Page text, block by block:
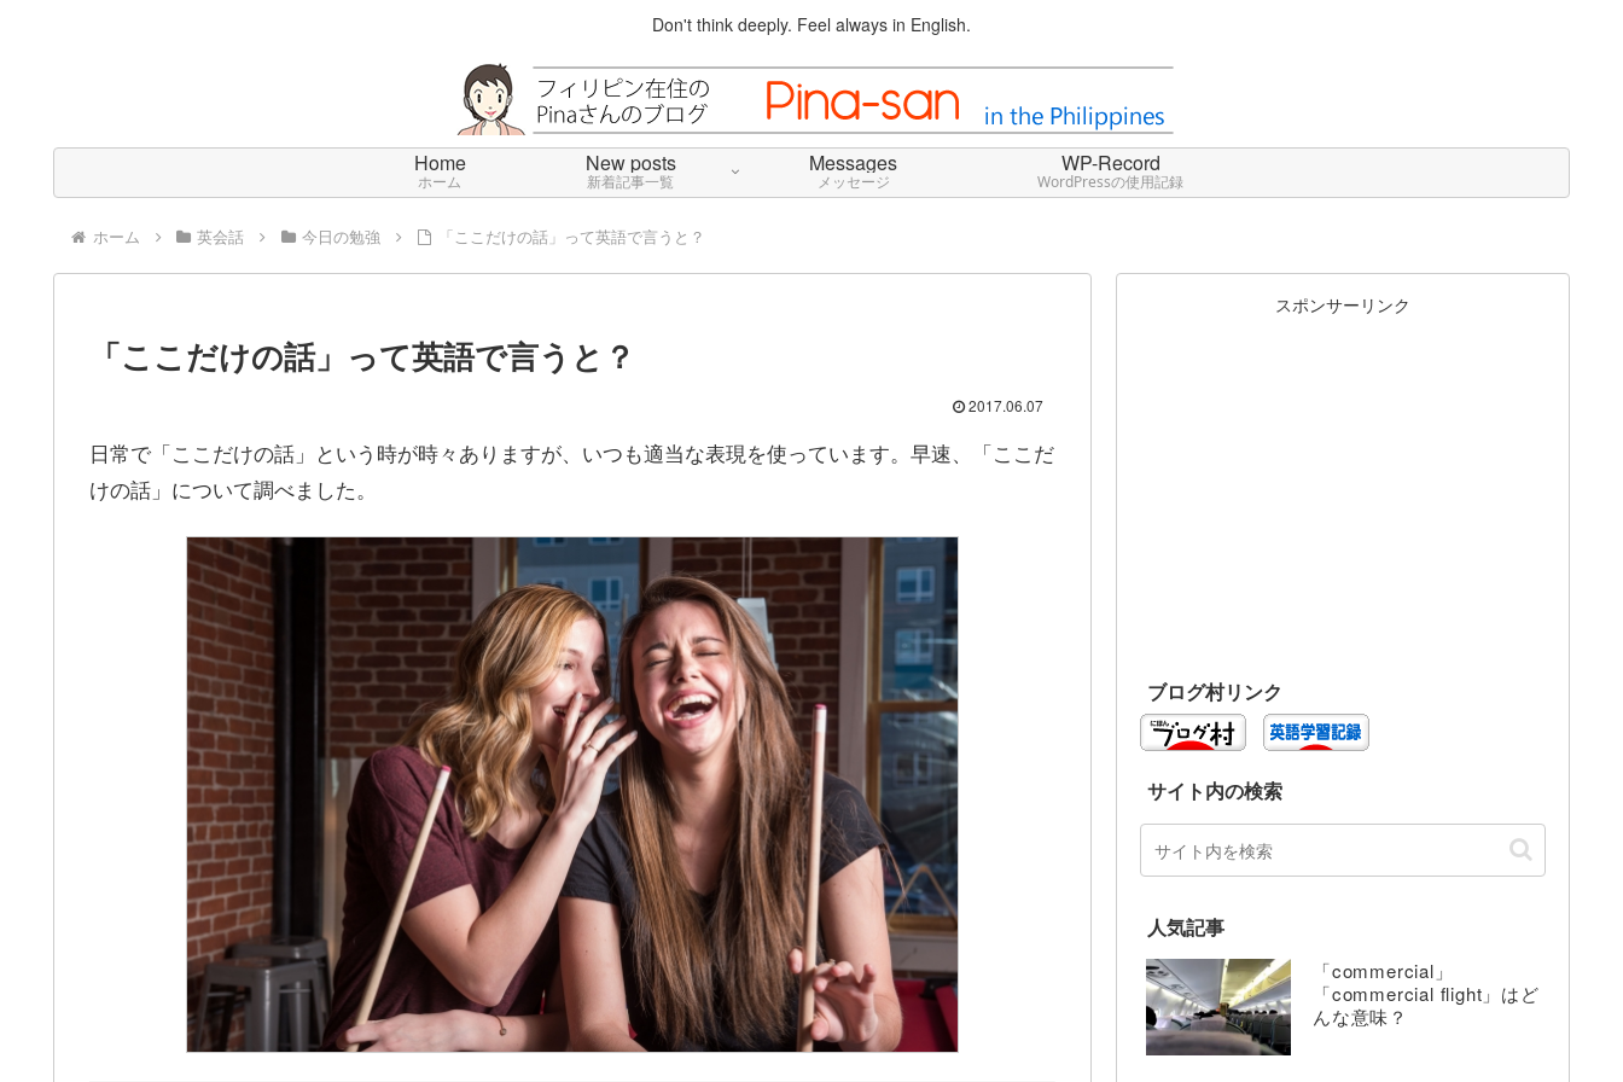
Don't think deeply. Feel always in English.
Home
ホーム
New posts
新着記事一覧
Messages
メッセージ
WP-Record
WordPressの使用記録
ホーム 英会話 今日の勉強 「ここだけの話」って英語で言うと？
「ここだけの話」って英語で言うと？
2017.06.07
日常で「ここだけの話」という時が時々ありますが、いつも適当な表現を使っています。早速、「ここだ
けの話」について調べました。
スポンサーリンク
ブログ村リンク
サイト内の検索
人気記事
「commercial」
「commercial flight」はど
んな意味？